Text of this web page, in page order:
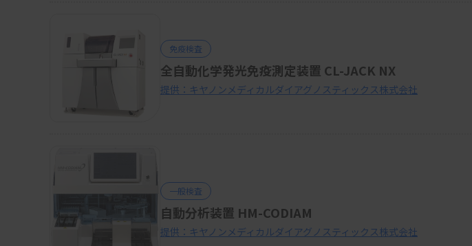
免疫検査
全自動化学発光免疫測定装置 CL-JACK NX
提供：キヤノンメディカルダイアグノスティックス株式会社
一般検査
自動分析装置 HM-CODIAM
提供：キヤノンメディカルダイアグノスティックス株式会社